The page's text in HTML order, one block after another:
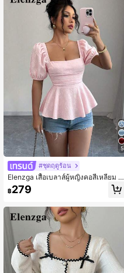
5
#ชุดฤดูร้อน
Elenzga เสื้อเบลาส์ผู้หญิงคอสี่เหลี่ยม แ
ขนกลีบดอกไม้ เอวเข้ารูป ชายระบาย ล
ายดอกไม้เล็กๆ สไตล์ลำลองหรูหรา ช่วย
฿279